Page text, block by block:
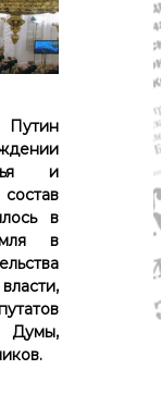
и
в
в